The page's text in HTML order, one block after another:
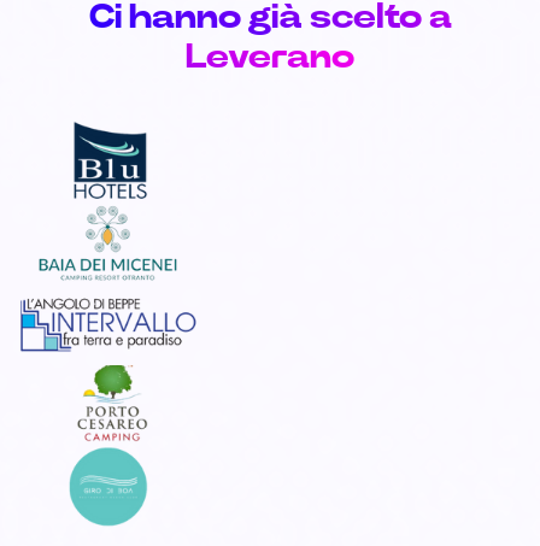
Ci hanno già scelto a
Leverano